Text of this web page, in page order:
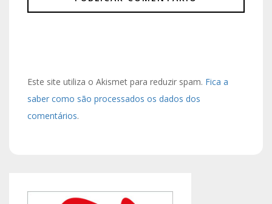
Este site utiliza o Akismet para reduzir spam. Fica a
saber como são processados os dados dos
comentários.